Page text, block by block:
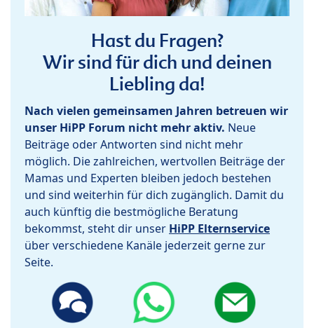
Hast du Fragen?
Wir sind für dich und deinen
Liebling da!
Nach vielen gemeinsamen Jahren betreuen wir
unser HiPP Forum nicht mehr aktiv. Neue
Beiträge oder Antworten sind nicht mehr
möglich. Die zahlreichen, wertvollen Beiträge der
Mamas und Experten bleiben jedoch bestehen
und sind weiterhin für dich zugänglich. Damit du
auch künftig die bestmögliche Beratung
bekommst, steht dir unser HiPP Elternservice
über verschiedene Kanäle jederzeit gerne zur
Seite.